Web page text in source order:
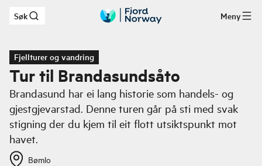
Hopp til hovedinnhold
Søk Meny
Fjellturer og vandring
Tur til Brandasundsåto
Brandasund har ei lang historie som handels- og
gjestgjevarstad. Denne turen går på sti med svak
stigning der du kjem til eit flott utsiktspunkt mot
havet.
Bømlo